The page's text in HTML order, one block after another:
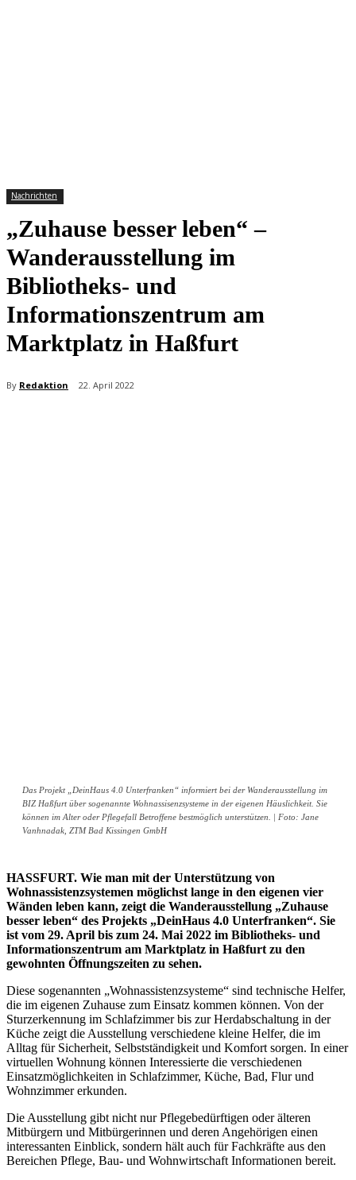
Nachrichten
„Zuhause besser leben“ –
Wanderausstellung im
Bibliotheks- und
Informationszentrum am
Marktplatz in Haßfurt
By Redaktion 22. April 2022
Das Projekt „DeinHaus 4.0 Unterfranken“ informiert bei der Wanderausstellung im
BIZ Haßfurt über sogenannte Wohnassisenzsysteme in der eigenen Häuslichkeit. Sie
können im Alter oder Pflegefall Betroffene bestmöglich unterstützen. | Foto: Jane
Vanhnadak, ZTM Bad Kissingen GmbH
HASSFURT. Wie man mit der Unterstützung von
Wohnassistenzsystemen möglichst lange in den eigenen vier
Wänden leben kann, zeigt die Wanderausstellung „Zuhause
besser leben“ des Projekts „DeinHaus 4.0 Unterfranken“. Sie
ist vom 29. April bis zum 24. Mai 2022 im Bibliotheks- und
Informationszentrum am Marktplatz in Haßfurt zu den
gewohnten Öffnungszeiten zu sehen.
Diese sogenannten „Wohnassistenzsysteme“ sind technische Helfer,
die im eigenen Zuhause zum Einsatz kommen können. Von der
Sturzerkennung im Schlafzimmer bis zur Herdabschaltung in der
Küche zeigt die Ausstellung verschiedene kleine Helfer, die im
Alltag für Sicherheit, Selbstständigkeit und Komfort sorgen. In einer
virtuellen Wohnung können Interessierte die verschiedenen
Einsatzmöglichkeiten in Schlafzimmer, Küche, Bad, Flur und
Wohnzimmer erkunden.
Die Ausstellung gibt nicht nur Pflegebedürftigen oder älteren
Mitbürgern und Mitbürgerinnen und deren Angehörigen einen
interessanten Einblick, sondern hält auch für Fachkräfte aus den
Bereichen Pflege, Bau- und Wohnwirtschaft Informationen bereit.